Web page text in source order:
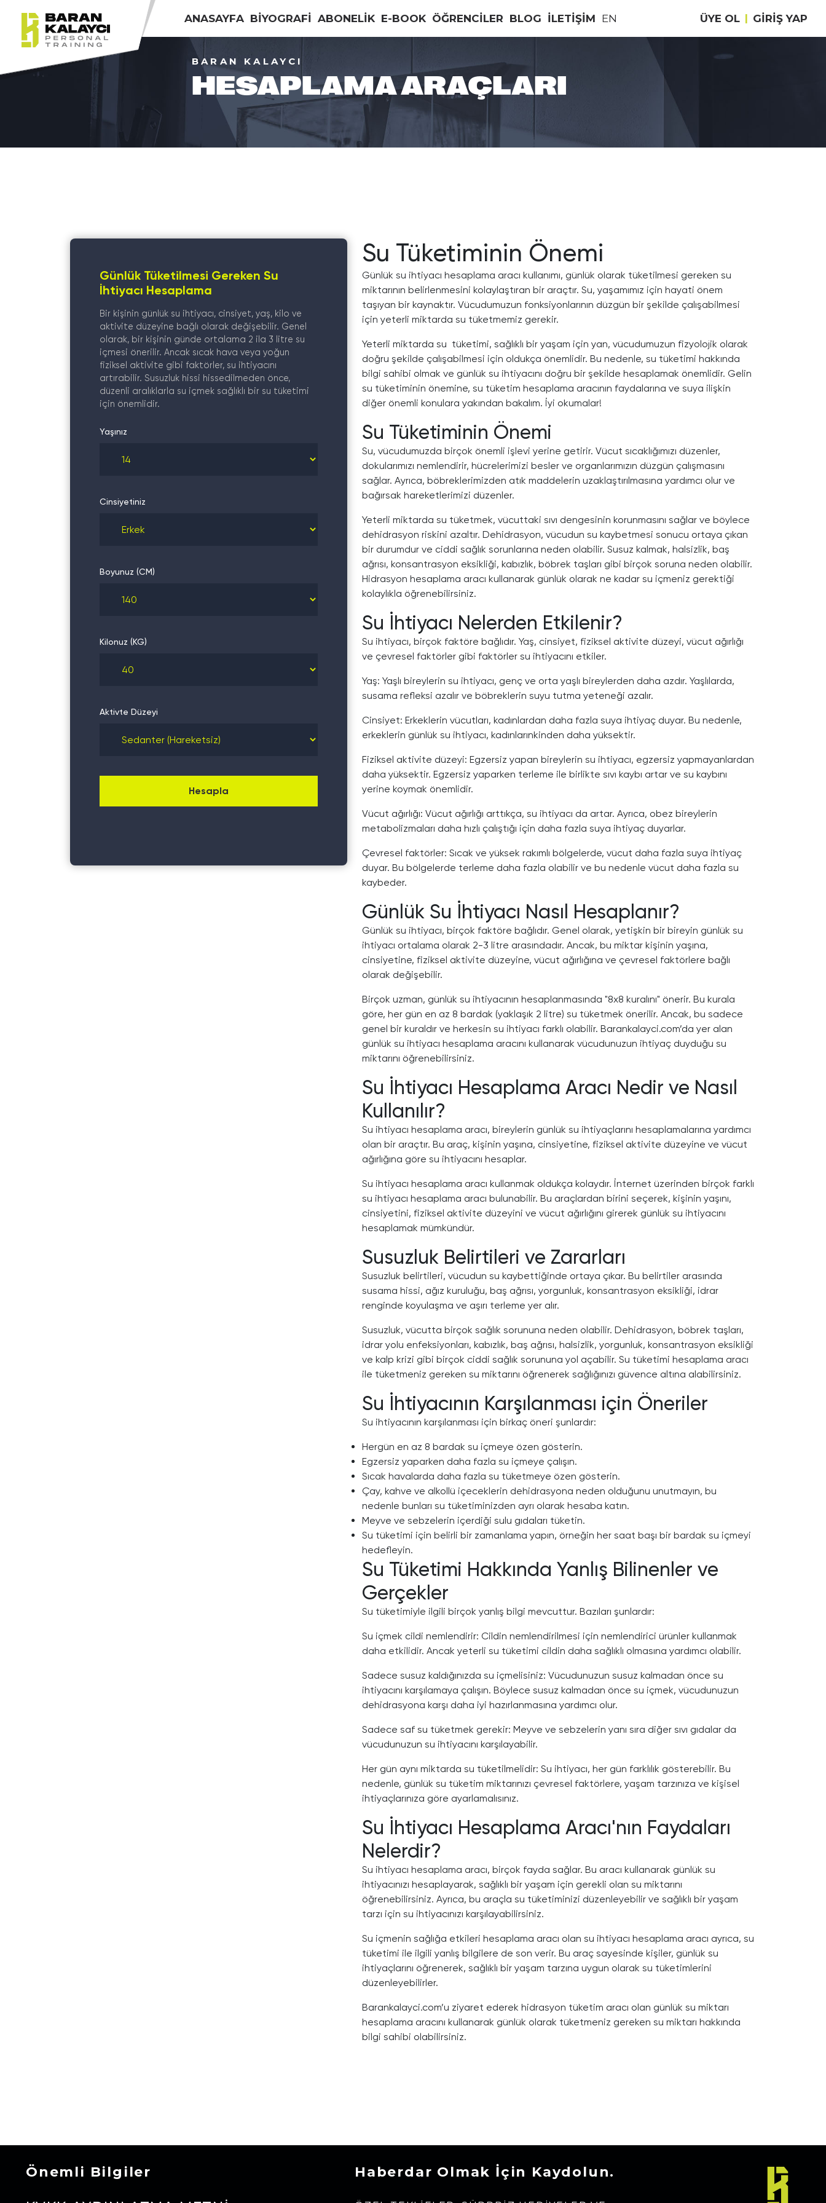
ANASAYFA BİYOGRAFİ ABONELİK E-BOOK ÖĞRENCİLER BLOG İLETİŞİM EN ÜYE OL | GIRIŞ YAP
BARAN KALAYCI
HESAPLAMA ARAÇLARI
Günlük Tüketilmesi Gereken Su
İhtiyacı Hesaplama
Bir kişinin günlük su ihtiyacı, cinsiyet, yaş, kilo ve
aktivite düzeyine bağlı olarak değişebilir. Genel
olarak, bir kişinin günde ortalama 2 ila 3 litre su
içmesi önerilir. Ancak sıcak hava veya yoğun
fiziksel aktivite gibi faktörler, su ihtiyacını
artırabilir. Susuzluk hissi hissedilmeden önce,
düzenli aralıklarla su içmek sağlıklı bir su tüketimi
için önemlidir.
Yaşınız
Cinsiyetiniz
Boyunuz (CM)
Kilonuz (KG)
Aktivte Düzeyi
Hesapla
Su Tüketiminin Önemi
Günlük su ihtiyacı hesaplama aracı kullanımı, günlük olarak tüketilmesi gereken su
miktarının belirlenmesini kolaylaştıran bir araçtır. Su, yaşamımız için hayati önem
taşıyan bir kaynaktır. Vücudumuzun fonksiyonlarının düzgün bir şekilde çalışabilmesi
için yeterli miktarda su tüketmemiz gerekir.
Yeterli miktarda su tüketimi, sağlıklı bir yaşam için yan, vücudumuzun fizyolojik olarak
doğru şekilde çalışabilmesi için oldukça önemlidir. Bu nedenle, su tüketimi hakkında
bilgi sahibi olmak ve günlük su ihtiyacını doğru bir şekilde hesaplamak önemlidir. Gelin
su tüketiminin önemine, su tüketim hesaplama aracının faydalarına ve suya ilişkin
diğer önemli konulara yakından bakalım. İyi okumalar!
Su Tüketiminin Önemi
Su, vücudumuzda birçok önemli işlevi yerine getirir. Vücut sıcaklığımızı düzenler,
dokularımızı nemlendirir, hücrelerimizi besler ve organlarımızın düzgün çalışmasını
sağlar. Ayrıca, böbreklerimizden atık maddelerin uzaklaştırılmasına yardımcı olur ve
bağırsak hareketlerimizi düzenler.
Yeterli miktarda su tüketmek, vücuttaki sıvı dengesinin korunmasını sağlar ve böylece
dehidrasyon riskini azaltır. Dehidrasyon, vücudun su kaybetmesi sonucu ortaya çıkan
bir durumdur ve ciddi sağlık sorunlarına neden olabilir. Susuz kalmak, halsizlik, baş
ağrısı, konsantrasyon eksikliği, kabızlık, böbrek taşları gibi birçok soruna neden olabilir.
Hidrasyon hesaplama aracı kullanarak günlük olarak ne kadar su içmeniz gerektiği
kolaylıkla öğrenebilirsiniz.
Su İhtiyacı Nelerden Etkilenir?
Su ihtiyacı, birçok faktöre bağlıdır. Yaş, cinsiyet, fiziksel aktivite düzeyi, vücut ağırlığı
ve çevresel faktörler gibi faktörler su ihtiyacını etkiler.
Yaş: Yaşlı bireylerin su ihtiyacı, genç ve orta yaşlı bireylerden daha azdır. Yaşlılarda,
susama refleksi azalır ve böbreklerin suyu tutma yeteneği azalır.
Cinsiyet: Erkeklerin vücutları, kadınlardan daha fazla suya ihtiyaç duyar. Bu nedenle,
erkeklerin günlük su ihtiyacı, kadınlarınkinden daha yüksektir.
Fiziksel aktivite düzeyi: Egzersiz yapan bireylerin su ihtiyacı, egzersiz yapmayanlardan
daha yüksektir. Egzersiz yaparken terleme ile birlikte sıvı kaybı artar ve su kaybını
yerine koymak önemlidir.
Vücut ağırlığı: Vücut ağırlığı arttıkça, su ihtiyacı da artar. Ayrıca, obez bireylerin
metabolizmaları daha hızlı çalıştığı için daha fazla suya ihtiyaç duyarlar.
Çevresel faktörler: Sıcak ve yüksek rakımlı bölgelerde, vücut daha fazla suya ihtiyaç
duyar. Bu bölgelerde terleme daha fazla olabilir ve bu nedenle vücut daha fazla su
kaybeder.
Günlük Su İhtiyacı Nasıl Hesaplanır?
Günlük su ihtiyacı, birçok faktöre bağlıdır. Genel olarak, yetişkin bir bireyin günlük su
ihtiyacı ortalama olarak 2-3 litre arasındadır. Ancak, bu miktar kişinin yaşına,
cinsiyetine, fiziksel aktivite düzeyine, vücut ağırlığına ve çevresel faktörlere bağlı
olarak değişebilir.
Birçok uzman, günlük su ihtiyacının hesaplanmasında "8x8 kuralını" önerir. Bu kurala
göre, her gün en az 8 bardak (yaklaşık 2 litre) su tüketmek önerilir. Ancak, bu sadece
genel bir kuraldır ve herkesin su ihtiyacı farklı olabilir. Barankalayci.com’da yer alan
günlük su ihtiyacı hesaplama aracını kullanarak vücudunuzun ihtiyaç duyduğu su
miktarını öğrenebilirsiniz.
Su İhtiyacı Hesaplama Aracı Nedir ve Nasıl
Kullanılır?
Su ihtiyacı hesaplama aracı, bireylerin günlük su ihtiyaçlarını hesaplamalarına yardımcı
olan bir araçtır. Bu araç, kişinin yaşına, cinsiyetine, fiziksel aktivite düzeyine ve vücut
ağırlığına göre su ihtiyacını hesaplar.
Su ihtiyacı hesaplama aracı kullanmak oldukça kolaydır. İnternet üzerinden birçok farklı
su ihtiyacı hesaplama aracı bulunabilir. Bu araçlardan birini seçerek, kişinin yaşını,
cinsiyetini, fiziksel aktivite düzeyini ve vücut ağırlığını girerek günlük su ihtiyacını
hesaplamak mümkündür.
Susuzluk Belirtileri ve Zararları
Susuzluk belirtileri, vücudun su kaybettiğinde ortaya çıkar. Bu belirtiler arasında
susama hissi, ağız kuruluğu, baş ağrısı, yorgunluk, konsantrasyon eksikliği, idrar
renginde koyulaşma ve aşırı terleme yer alır.
Susuzluk, vücutta birçok sağlık sorununa neden olabilir. Dehidrasyon, böbrek taşları,
idrar yolu enfeksiyonları, kabızlık, baş ağrısı, halsizlik, yorgunluk, konsantrasyon eksikliği
ve kalp krizi gibi birçok ciddi sağlık sorununa yol açabilir. Su tüketimi hesaplama aracı
ile tüketmeniz gereken su miktarını öğrenerek sağlığınızı güvence altına alabilirsiniz.
Su İhtiyacının Karşılanması için Öneriler
Su ihtiyacının karşılanması için birkaç öneri şunlardır:
Hergün en az 8 bardak su içmeye özen gösterin.
Egzersiz yaparken daha fazla su içmeye çalışın.
Sıcak havalarda daha fazla su tüketmeye özen gösterin.
Çay, kahve ve alkollü içeceklerin dehidrasyona neden olduğunu unutmayın, bu
nedenle bunları su tüketiminizden ayrı olarak hesaba katın.
Meyve ve sebzelerin içerdiği sulu gıdaları tüketin.
Su tüketimi için belirli bir zamanlama yapın, örneğin her saat başı bir bardak su içmeyi
hedefleyin.
Su Tüketimi Hakkında Yanlış Bilinenler ve
Gerçekler
Su tüketimiyle ilgili birçok yanlış bilgi mevcuttur. Bazıları şunlardır:
Su içmek cildi nemlendirir: Cildin nemlendirilmesi için nemlendirici ürünler kullanmak
daha etkilidir. Ancak yeterli su tüketimi cildin daha sağlıklı olmasına yardımcı olabilir.
Sadece susuz kaldığınızda su içmelisiniz: Vücudunuzun susuz kalmadan önce su
ihtiyacını karşılamaya çalışın. Böylece susuz kalmadan önce su içmek, vücudunuzun
dehidrasyona karşı daha iyi hazırlanmasına yardımcı olur.
Sadece saf su tüketmek gerekir: Meyve ve sebzelerin yanı sıra diğer sıvı gıdalar da
vücudunuzun su ihtiyacını karşılayabilir.
Her gün aynı miktarda su tüketilmelidir: Su ihtiyacı, her gün farklılık gösterebilir. Bu
nedenle, günlük su tüketim miktarınızı çevresel faktörlere, yaşam tarzınıza ve kişisel
ihtiyaçlarınıza göre ayarlamalısınız.
Su İhtiyacı Hesaplama Aracı'nın Faydaları
Nelerdir?
Su ihtiyacı hesaplama aracı, birçok fayda sağlar. Bu aracı kullanarak günlük su
ihtiyacınızı hesaplayarak, sağlıklı bir yaşam için gerekli olan su miktarını
öğrenebilirsiniz. Ayrıca, bu araçla su tüketiminizi düzenleyebilir ve sağlıklı bir yaşam
tarzı için su ihtiyacınızı karşılayabilirsiniz.
Su içmenin sağlığa etkileri hesaplama aracı olan su ihtiyacı hesaplama aracı ayrıca, su
tüketimi ile ilgili yanlış bilgilere de son verir. Bu araç sayesinde kişiler, günlük su
ihtiyaçlarını öğrenerek, sağlıklı bir yaşam tarzına uygun olarak su tüketimlerini
düzenleyebilirler.
Barankalayci.com’u ziyaret ederek hidrasyon tüketim aracı olan günlük su miktarı
hesaplama aracını kullanarak günlük olarak tüketmeniz gereken su miktarı hakkında
bilgi sahibi olabilirsiniz.
Önemli Bilgiler Haberdar Olmak İçin Kaydolun.